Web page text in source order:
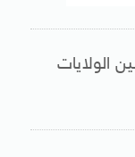
الولايات